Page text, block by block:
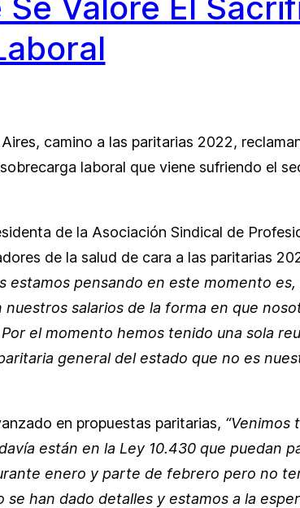
camino a las paritarias 2022,
laboral que viene sufriendo el
de la Asociación Sindical de
de la salud de cara a las paritarias
pensando en este momento
salarios de la forma en que
el momento hemos tenido una sola
general del estado que no es
en propuestas paritarias, “Venimos
están en la Ley 10.430 que puedan
enero y parte de febrero pero no
han dado detalles y estamos a la